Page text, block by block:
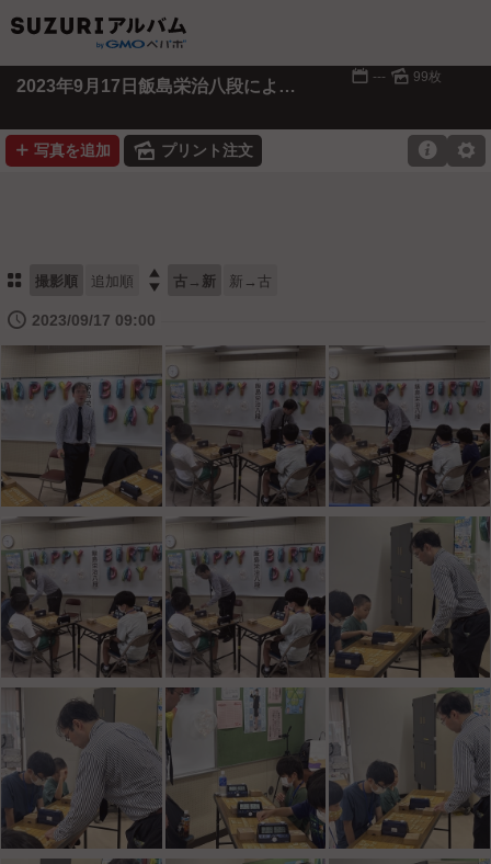
2023年9月17日飯島栄治八段によるプロ指導対局 📅 --- 🌄 99枚
➕ 写真を追加 🌄 プリント注文 ⚙

⚏ 撮影順 追加順  古→新 新→古
🕔 2023/09/17 09:00